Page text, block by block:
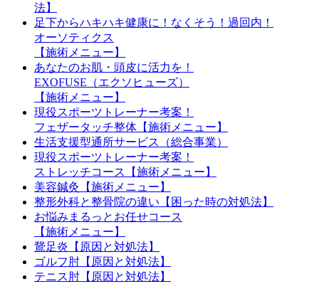
法】
足下からハキハキ健康に！なくそう！過回内！
オーソティクス
【施術メニュー】
あなたのお肌・頭皮に活力を！
EXOFUSE（エクソヒューズ）
【施術メニュー】
現役スポーツトレーナー考案！
フェザータッチ整体【施術メニュー】
生活支援型通所サービス（総合事業）
現役スポーツトレーナー考案！
ストレッチコース【施術メニュー】
美容鍼灸【施術メニュー】
整形外科と整骨院の違い【困った時の対処法】
お悩みまるっとお任せコース
【施術メニュー】
鵞足炎【原因と対処法】
ゴルフ肘【原因と対処法】
テニス肘【原因と対処法】